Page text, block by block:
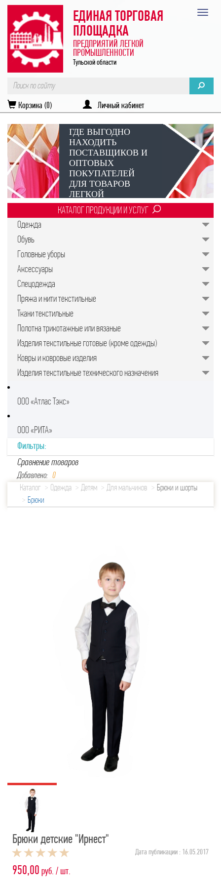
ЕДИНАЯ ТОРГОВАЯ
ПЛОЩАДКА
ПРЕДПРИЯТИЙ ЛЕГКОЙ
ПРОМЫШЛЕННОСТИ
Тульской области
Корзина (0) Личный кабинет
ГДЕ ВЫГОДНО
НАХОДИТЬ
ПОСТАВЩИКОВ И
ОПТОВЫХ
ПОКУПАТЕЛЕЙ
ДЛЯ ТОВАРОВ
ЛЕГКОЙ
ПРОМЫШЛЕННОСТИ?
Век онлайн-коммуникаций
Подобрать качественные изделия в
КАТАЛОГ ПРОДУКЦИИ И УСЛУГ
Одежда
Обувь
Головные уборы
Аксессуары
Спецодежда
Пряжа и нити текстильные
Ткани текстильные
Полотна трикотажные или вязаные
Изделия текстильные готовые (кроме одежды)
Ковры и ковровые изделия
Изделия текстильные технического назначения
ООО «Атлас Тэкс»
ООО «РИТА»
Фильтры:
Сравнение товаров
Добавлено: 0
Каталог
Одежда Детям Для мальчиков
Брюки и шорты
Брюки
Брюки детские "Ирнест"
Дата публикации : 16.05.2017
950,00 руб. / шт.